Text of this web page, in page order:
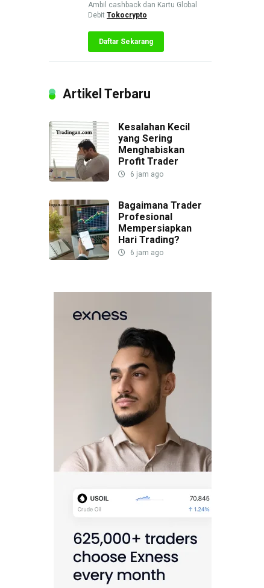
Ambil cashback dan Kartu Global
Debit Tokocrypto
Daftar Sekarang
Artikel Terbaru
Kesalahan Kecil
yang Sering
Menghabiskan
Profit Trader
6 jam ago
Bagaimana Trader
Profesional
Mempersiapkan
Hari Trading?
6 jam ago